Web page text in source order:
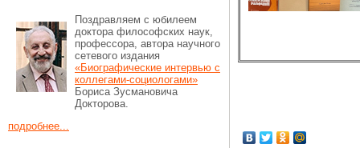
Поздравляем с юбилеем
доктора философских наук,
профессора, автора научного
сетевого издания
«Биографические интервью с
коллегами‑социологами»
Бориса Зусмановича
Докторова.
подробнее...